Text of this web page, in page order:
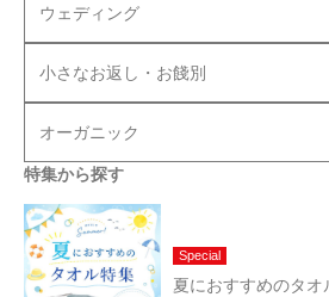
ウェディング
小さなお返し・お餞別
オーガニック
特集から探す
Special
夏におすすめのタオ